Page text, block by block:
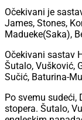
Očekivani je
James, Stones,
Madueke(Saka),
Očekivani sastav
Šutalo, Vušković,
Sučić, Baturina-
Po svemu
stopera. Šutalo,